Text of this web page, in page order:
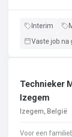
het realiseren
dagelijkse
Interim
Vaste job na
Technieker
Izegem
Izegem, België
Voor een